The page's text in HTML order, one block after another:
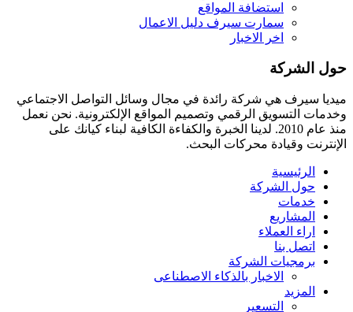
استضافة المواقع
سمارت سيرف دليل الاعمال
اخر الاخبار
حول الشركة
ميديا ​​سيرف هي شركة رائدة في مجال وسائل التواصل الاجتماعي
وخدمات التسويق الرقمي وتصميم المواقع الإلكترونية. نحن نعمل
منذ عام 2010. لدينا الخبرة والكفاءة الكافية لبناء كيانك على
الإنترنت وقيادة محركات البحث.
الرئيسية
حول الشركة
خدمات
المشاريع
اراء العملاء
اتصل بنا
برمجيات الشركة
الاخبار بالذكاء الاصطناعى
المزيد
التسعير